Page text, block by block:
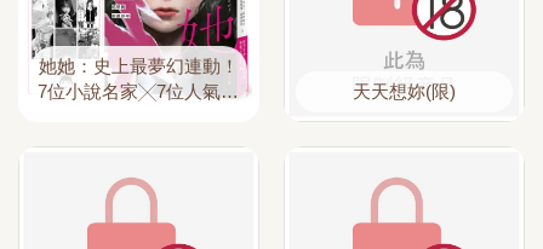
她她：史上最夢幻連動！
7位小說名家╳7位人氣繪
天天想妳(限)